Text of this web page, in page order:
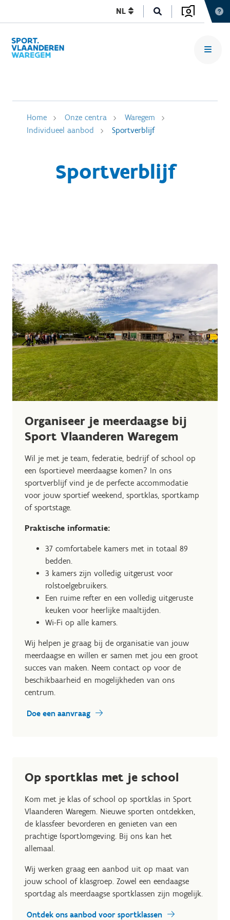
NL
Home Onze centra
Waregem
Individueel aanbod
Sportverblijf
Sportverblijf
Organiseer je meerdaagse bij
Sport Vlaanderen Waregem
Wil je met je team, federatie, bedrijf of school op
een (sportieve) meerdaagse komen? In ons
sportverblijf vind je de perfecte accommodatie
voor jouw sportief weekend, sportklas, sportkamp
of sportstage.
Praktische informatie:
37 comfortabele kamers met in totaal 89
bedden.
3 kamers zijn volledig uitgerust voor
rolstoelgebruikers.
Een ruime refter en een volledig uitgeruste
keuken voor heerlijke maaltijden.
Wi-Fi op alle kamers.
Wij helpen je graag bij de organisatie van jouw
meerdaagse en willen er samen met jou een groot
succes van maken. Neem contact op voor de
beschikbaarheid en mogelijkheden van ons
centrum.
Doe een aanvraag
Op sportklas met je school
Kom met je klas of school op sportklas in Sport
Vlaanderen Waregem. Nieuwe sporten ontdekken,
de klassfeer bevorderen en genieten van een
prachtige (sport)omgeving. Bij ons kan het
allemaal.
Wij werken graag een aanbod uit op maat van
jouw school of klasgroep. Zowel een eendaagse
sportdag als meerdaagse sportklassen zijn mogelijk.
Ontdek ons aanbod voor sportklassen